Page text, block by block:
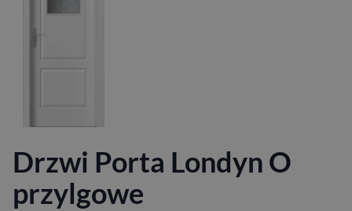
Drzwi Porta Londyn O
przylgowe